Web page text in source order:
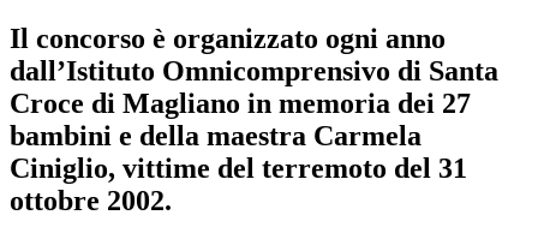
Il concorso è organizzato ogni anno
dall’Istituto Omnicomprensivo di Santa
Croce di Magliano in memoria dei 27
bambini e della maestra Carmela
Ciniglio, vittime del terremoto del 31
ottobre 2002.